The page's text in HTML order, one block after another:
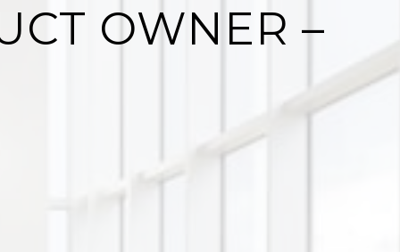
OWNER –